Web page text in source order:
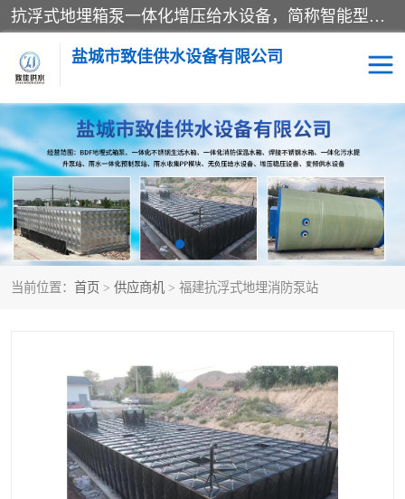
抗浮式地埋箱泵一体化增压给水设备，简称智能型泵站。它由由水泵机组、消防水箱、泵房三大部分组成，其抗浮效果好，因为设计时通过将底板与箱体联在一起，箱体重量抵消了地下水浮力。系统维护好，内部拉筋、泵站、管道，喷淋等各部运行正堂，无一损坏；结构更牢固。
盐城市致佳供水设备有限公司
当前位置： 首页 > 供应商机 > 福建抗浮式地埋消防泵站
消防一体化水箱 地埋箱泵一体化
一体化污水泵站